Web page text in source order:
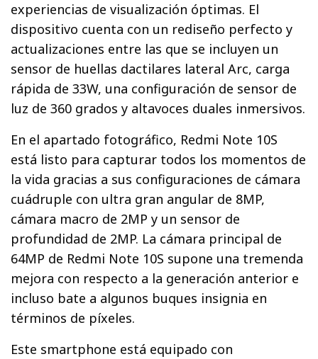
experiencias de visualización óptimas. El
dispositivo cuenta con un rediseño perfecto y
actualizaciones entre las que se incluyen un
sensor de huellas dactilares lateral Arc, carga
rápida de 33W, una configuración de sensor de
luz de 360 grados y altavoces duales inmersivos.
En el apartado fotográfico, Redmi Note 10S
está listo para capturar todos los momentos de
la vida gracias a sus configuraciones de cámara
cuádruple con ultra gran angular de 8MP,
cámara macro de 2MP y un sensor de
profundidad de 2MP. La cámara principal de
64MP de Redmi Note 10S supone una tremenda
mejora con respecto a la generación anterior e
incluso bate a algunos buques insignia en
términos de píxeles.
Este smartphone está equipado con